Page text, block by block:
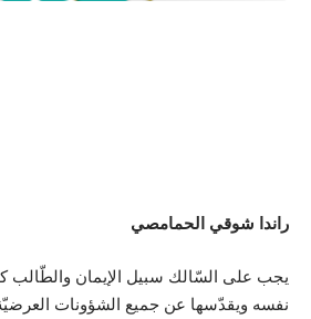
راندا شوقي الحمامصي
يجب على السّالك سبيل الإيمان والطّالب
نفسه ويقدّسها عن جميع الشؤونات